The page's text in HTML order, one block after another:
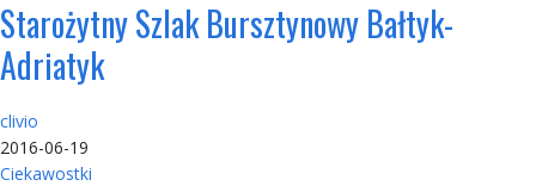
Starożytny Szlak Bursztynowy Bałtyk-
Adriatyk
clivio
2016-06-19
Ciekawostki